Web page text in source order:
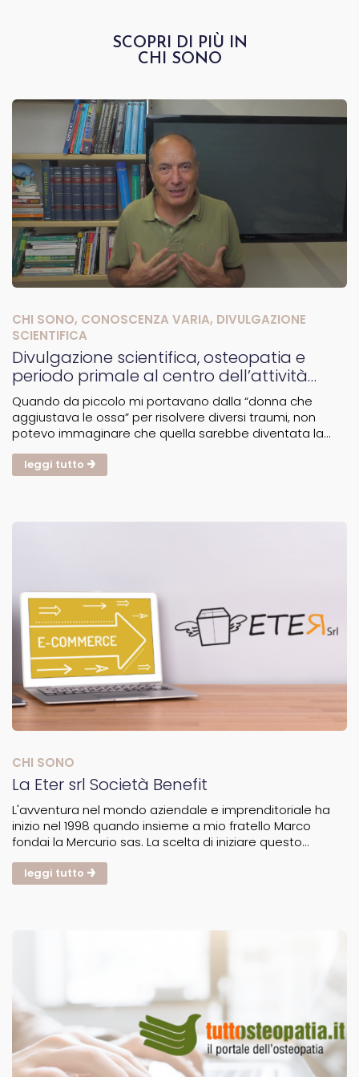
SCOPRI DI PIÙ IN
CHI SONO
Divulgazione scientifica, osteopatia e
periodo primale al centro dell’attività
quotidiana da più di 20 anni
CHI SONO, CONOSCENZA VARIA, DIVULGAZIONE
SCIENTIFICA
Quando da piccolo mi portavano dalla “donna che
aggiustava le ossa” per risolvere diversi traumi, non
potevo immaginare che quella sarebbe diventata la
l’Osteopatia: non solo un approccio scientifico ma una
“forma...
leggi tutto
La Eter srl Società Benefit
CHI SONO
L'avventura nel mondo aziendale e imprenditoriale ha
inizio nel 1998 quando insieme a mio fratello Marco
fondai la Mercurio sas. La scelta di iniziare questo
persone a superare l'imbarazzo dell'acquisto di...
leggi tutto